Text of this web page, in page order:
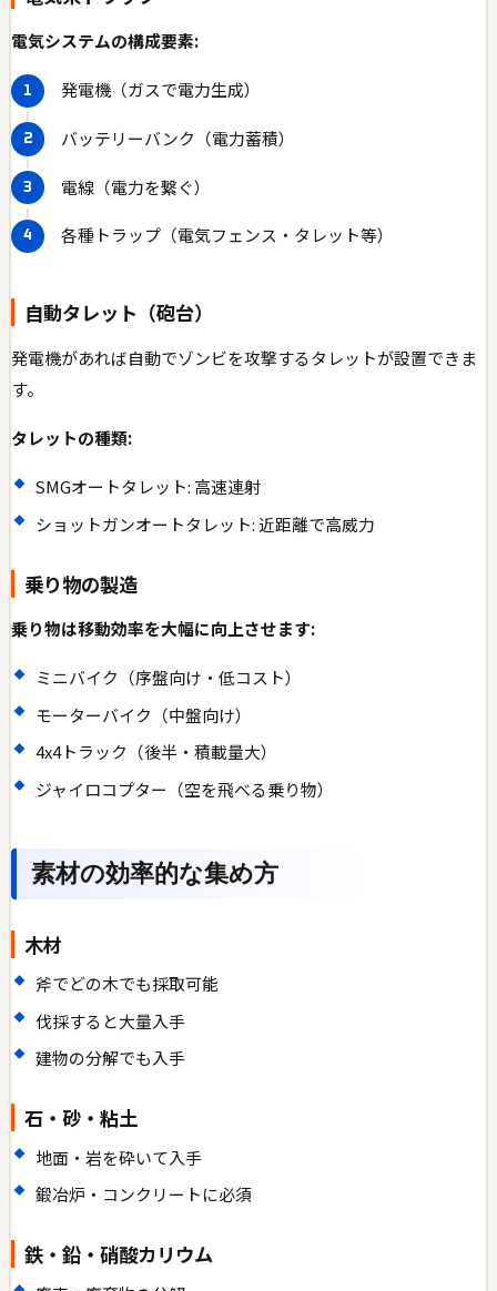
電気システムの構成要素:
発電機（ガスで電力生成）
バッテリーバンク（電力蓄積）
電線（電力を繋ぐ）
各種トラップ（電気フェンス・タレット等）
自動タレット（砲台）
発電機があれば自動でゾンビを攻撃するタレットが設置できま
す。
タレットの種類:
SMGオートタレット: 高速連射
ショットガンオートタレット: 近距離で高威力
乗り物の製造
乗り物は移動効率を大幅に向上させます:
ミニバイク（序盤向け・低コスト）
モーターバイク（中盤向け）
4x4トラック（後半・積載量大）
ジャイロコプター（空を飛べる乗り物）
素材の効率的な集め方
木材
斧でどの木でも採取可能
伐採すると大量入手
建物の分解でも入手
石・砂・粘土
地面・岩を砕いて入手
鍛冶炉・コンクリートに必須
鉄・鉛・硝酸カリウム